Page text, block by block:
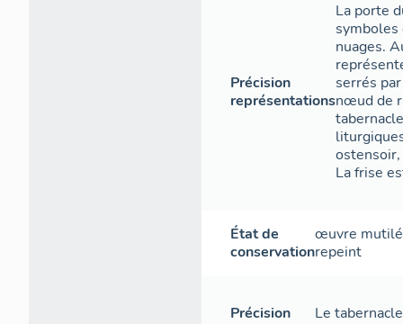
Précision
représentations
La porte
symboles
nuages.
serrés
nœud de
La frise
État de
conservation
œuvre
repeint
Précision
Le